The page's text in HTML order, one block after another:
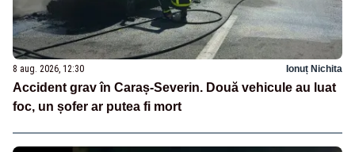
8 aug. 2026, 12:30 Ionuț Nichita
Accident grav în Caraș-Severin. Două vehicule au luat
foc, un șofer ar putea fi mort